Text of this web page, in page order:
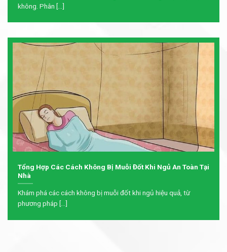
không. Phân [...]
Tổng Hợp Các Cách Không Bị Muỗi Đốt Khi Ngủ An Toàn Tại
Nhà
Khám phá các cách không bị muỗi đốt khi ngủ hiệu quả, từ
phương pháp [...]